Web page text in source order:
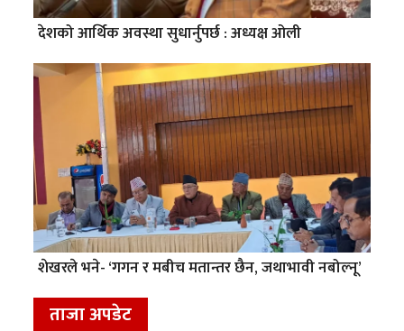
देशको आर्थिक अवस्था सुधार्नुपर्छ : अध्यक्ष ओली
शेखरले भने- ‘गगन र मबीच मतान्तर छैन, जथाभावी नबोल्नू’
ताजा अपडेट